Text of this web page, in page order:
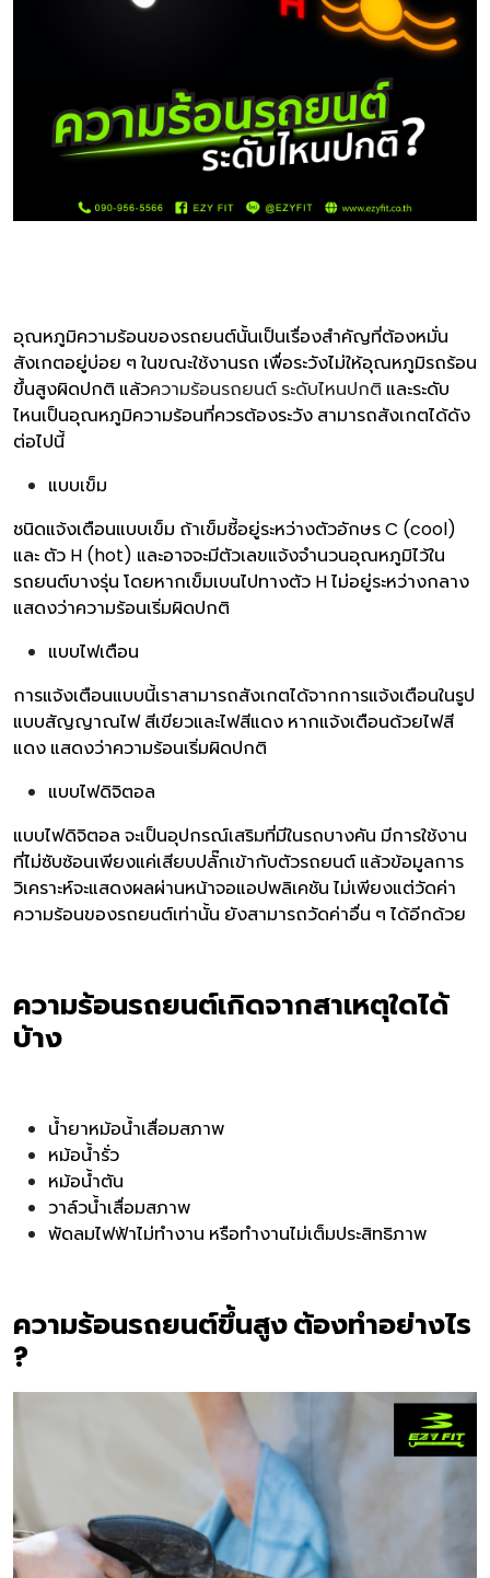
อุณหภูมิความร้อนของรถยนต์นั้นเป็นเรื่องสำคัญที่ต้องหมั่น
สังเกตอยู่บ่อย ๆ ในขณะใช้งานรถ เพื่อระวังไม่ให้อุณหภูมิรถร้อน
ขึ้นสูงผิดปกติ แล้วความร้อนรถยนต์ ระดับไหนปกติ และระดับ
ไหนเป็นอุณหภูมิความร้อนที่ควรต้องระวัง สามารถสังเกตได้ดัง
ต่อไปนี้
แบบเข็ม
ชนิดแจ้งเตือนแบบเข็ม ถ้าเข็มชี้อยู่ระหว่างตัวอักษร C (cool)
และ ตัว H (hot) และอาจจะมีตัวเลขแจ้งจำนวนอุณหภูมิไว้ใน
รถยนต์บางรุ่น โดยหากเข็มเบนไปทางตัว H ไม่อยู่ระหว่างกลาง
แสดงว่าความร้อนเริ่มผิดปกติ
แบบไฟเตือน
การแจ้งเตือนแบบนี้เราสามารถสังเกตได้จากการแจ้งเตือนในรูป
แบบสัญญาณไฟ สีเขียวและไฟสีแดง หากแจ้งเตือนด้วยไฟสี
แดง แสดงว่าความร้อนเริ่มผิดปกติ
แบบไฟดิจิตอล
แบบไฟดิจิตอล จะเป็นอุปกรณ์เสริมที่มีในรถบางคัน มีการใช้งาน
ที่ไม่ซับซ้อนเพียงแค่เสียบปลั๊กเข้ากับตัวรถยนต์ แล้วข้อมูลการ
วิเคราะห์จะแสดงผลผ่านหน้าจอแอปพลิเคชัน ไม่เพียงแต่วัดค่า
ความร้อนของรถยนต์เท่านั้น ยังสามารถวัดค่าอื่น ๆ ได้อีกด้วย
ความร้อนรถยนต์เกิดจากสาเหตุใดได้
บ้าง
น้ำยาหม้อน้ำเสื่อมสภาพ
หม้อน้ำรั่ว
หม้อน้ำตัน
วาล์วน้ำเสื่อมสภาพ
พัดลมไฟฟ้าไม่ทำงาน หรือทำงานไม่เต็มประสิทธิภาพ
ความร้อนรถยนต์ขึ้นสูง ต้องทำอย่างไร
?